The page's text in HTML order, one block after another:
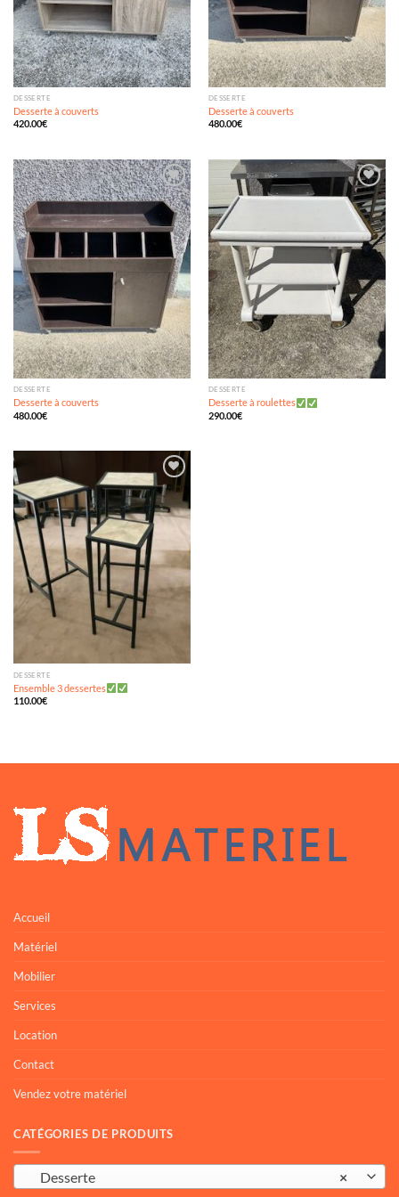
DESSERTE
Desserte à couverts
420.00€
DESSERTE
Desserte à couverts
480.00€
Ajouter
à ma
wishlist
DESSERTE
Desserte à couverts
480.00€
Ajouter
à ma
wishlist
DESSERTE
Desserte à roulettes
290.00€
Ajouter
à ma
wishlist
DESSERTE
Ensemble 3 dessertes
110.00€
Accueil
Matériel
Mobilier
Services
Location
Contact
Vendez votre matériel
CATÉGORIES DE PRODUITS
×
Desserte